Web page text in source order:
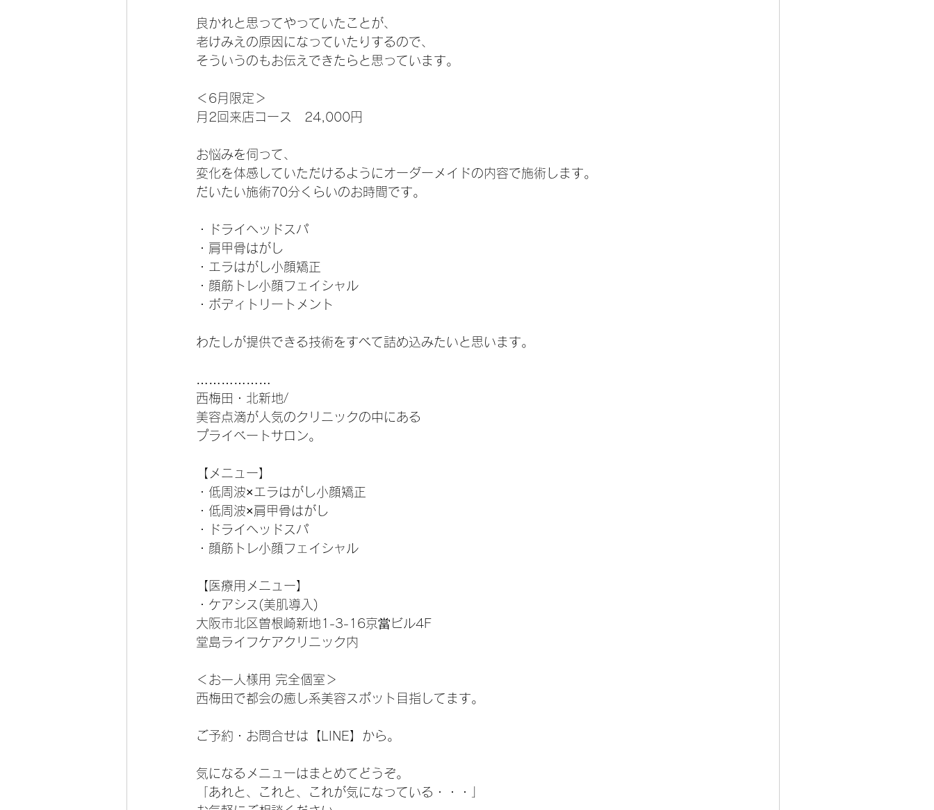
良かれと思ってやっていたことが、
老けみえの原因になっていたりするので、
そういうのもお伝えできたらと思っています。
＜6月限定＞
月2回来店コース　24,000円
お悩みを伺って、
変化を体感していただけるようにオーダーメイドの内容で施術します。
だいたい施術70分くらいのお時間です。
・ドライヘッドスパ
・肩甲骨はがし
・エラはがし小顔矯正
・顔筋トレ小顔フェイシャル
・ボディトリートメント
わたしが提供できる技術をすべて詰め込みたいと思います。
西梅田・北新地/
美容点滴が人気のクリニックの中にある
プライベートサロン。
【メニュー】
・低周波×エラはがし小顔矯正
・低周波×肩甲骨はがし
・ドライヘッドスパ
・顔筋トレ小顔フェイシャル
【医療用メニュー】
・ケアシス(美肌導入)
大阪市北区曽根崎新地1-3-16京當ビル4F
堂島ライフケアクリニック内
＜お一人様用 完全個室＞
西梅田で都会の癒し系美容スポット目指してます。
ご予約・お問合せは【LINE】から。
気になるメニューはまとめてどうぞ。
「あれと、これと、これが気になっている・・・」